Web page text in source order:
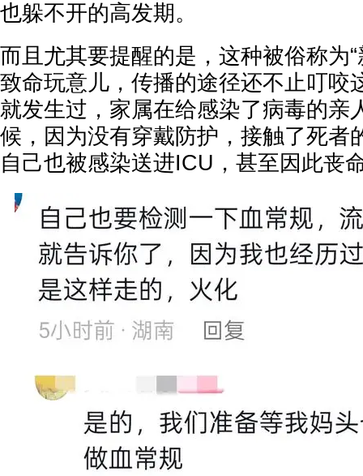
也躲不开的高发期。
而且尤其要提醒的是，这种被俗称为
致命玩意儿，传播的途径还不止叮咬
就发生过，家属在给感染了病毒的亲
候，因为没有穿戴防护，接触了死者
自己也被感染送进ICU，甚至因此丧